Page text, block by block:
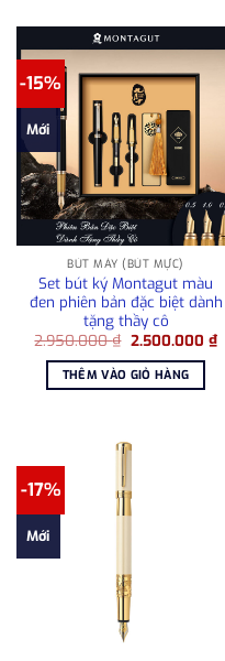
-15%
Mới
BÚT MÁY (BÚT MỰC)
Set bút ký Montagut màu
đen phiên bản đặc biệt dành
tặng thầy cô
2.950.000₫ Giá
là:
2.950.000 ₫.
2.500.000 ₫
THÊM VÀO GIỎ HÀNG
-17%
Mới